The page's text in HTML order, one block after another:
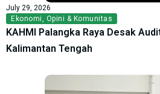
July 29, 2026
Ekonomi, Opini & Komunitas
KAHMI Palangka Raya Desak
Kalimantan Tengah